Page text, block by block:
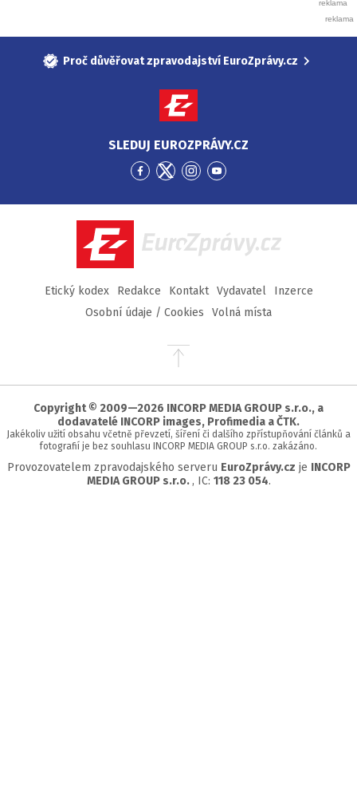
Proč důvěřovat zpravodajství EuroZprávy.cz
SLEDUJ EUROZPRÁVY.CZ
Přejít
Facebook
Přejít
Twitter
Přejít
Instagram
Přejít
YouTube
EuroZprávy.cz
Etický kodex Redakce Kontakt Vydavatel
Inzerce
Osobní údaje / Cookies
Volná místa
Přejít
stránky
Copyright © 2009—2026 INCORP MEDIA GROUP s.r.o., a
dodavatelé INCORP images, Profimedia a ČTK.
Jakékoliv užití obsahu včetně převzetí, šíření či dalšího zpřístupňování článků a
fotografií je bez souhlasu INCORP MEDIA GROUP s.r.o. zakázáno.
Provozovatelem zpravodajského serveru EuroZprávy.cz je INCORP
MEDIA GROUP s.r.o. , IC: 118 23 054.